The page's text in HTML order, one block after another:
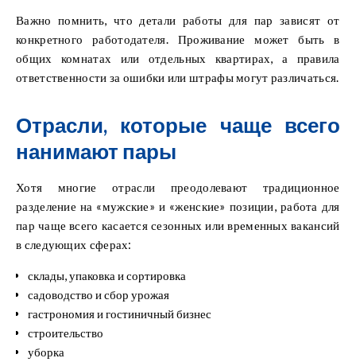
Важно помнить, что детали работы для пар зависят от
конкретного работодателя. Проживание может быть в
общих комнатах или отдельных квартирах, а правила
ответственности за ошибки или штрафы могут различаться.
Отрасли, которые чаще всего
нанимают пары
Хотя многие отрасли преодолевают традиционное
разделение на «мужские» и «женские» позиции, работа для
пар чаще всего касается сезонных или временных вакансий
в следующих сферах:
склады, упаковка и сортировка
садоводство и сбор урожая
гастрономия и гостиничный бизнес
строительство
уборка